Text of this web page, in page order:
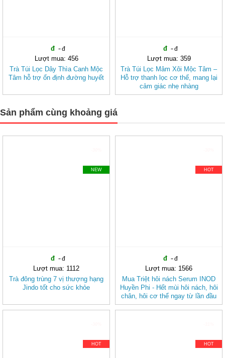
Lượt mua: 456
Trà Túi Lọc Dây Thìa Canh Mộc
Tâm hỗ trợ ổn định đường huyết
Lượt mua: 359
Trà Túi Lọc Mâm Xôi Mộc Tâm –
Hỗ trợ thanh lọc cơ thể, mang lại
cảm giác nhẹ nhàng
Sản phẩm cùng khoảng giá
NEW
Lượt mua: 1112
Trà đông trùng 7 vị thượng hạng
Jindo tốt cho sức khỏe
HOT
Lượt mua: 1566
Mua Triệt hôi nách Serum INOD
Huyền Phi - Hết mùi hôi nách, hôi
chân, hôi cơ thể ngay từ lần đầu
sử dụng
HOT HOT